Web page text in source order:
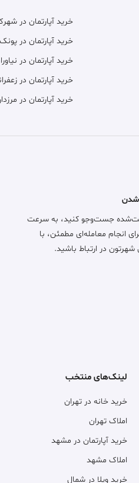
خرید آپارتمان در
خرید آپارتمان در
خرید آپارتمان در
خرید آپارتمان در
خرید آپارتمان در
شدن
ثبت‌شده جست‌وجو کنید، به سرعت
انجام معامله‌ای مطمئن، با
در ارتباط باشید.
لینک‌های منتخب
خرید خانه در تهران
املاک تهران
خرید آپارتمان در مشهد
املاک مشهد
خرید ویلا در شمال